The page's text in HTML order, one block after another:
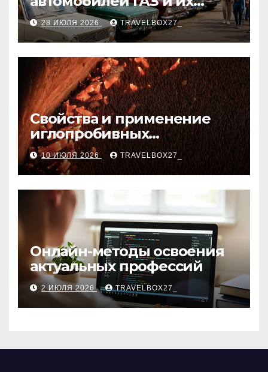
мероприятия
28 ИЮЛЯ 2026 TRAVELBOX27_
Свойства и применение
иглопробивных
базальтовых огнеупорных
матов
10 ИЮЛЯ 2026 TRAVELBOX27_
Онлайн-методы освоения
актуальных профессий
2 ИЮЛЯ 2026 TRAVELBOX27_